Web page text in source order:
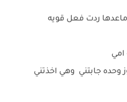
ردت فعل قويه
وحده جابتني وهي اخذتني